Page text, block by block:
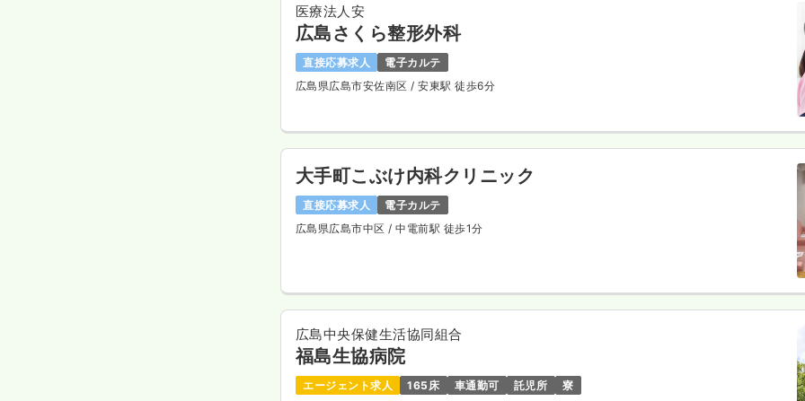
医療法人安
広島さくら整形外科
直接応募求人
電子カルテ
広島県広島市安佐南区 / 安東駅 徒歩6分
大手町こぶけ内科クリニック
直接応募求人
電子カルテ
広島県広島市中区 / 中電前駅 徒歩1分
広島中央保健生活協同組合
福島生協病院
エージェント求人 165床 車通勤可 託児所 寮